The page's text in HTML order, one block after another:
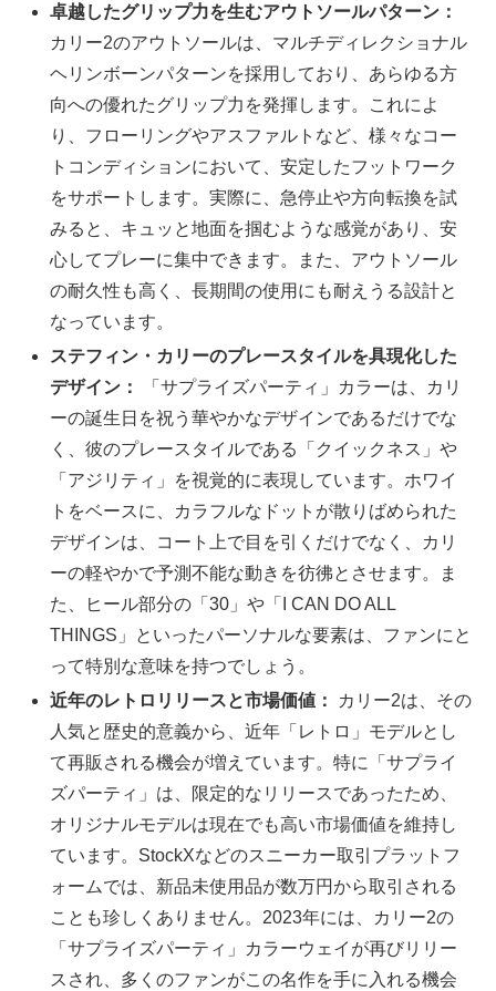
卓越したグリップ力を生むアウトソールパターン：
カリー2のアウトソールは、マルチディレクショナル
ヘリンボーンパターンを採用しており、あらゆる方
向への優れたグリップ力を発揮します。これによ
り、フローリングやアスファルトなど、様々なコー
トコンディションにおいて、安定したフットワーク
をサポートします。実際に、急停止や方向転換を試
みると、キュッと地面を掴むような感覚があり、安
心してプレーに集中できます。また、アウトソール
の耐久性も高く、長期間の使用にも耐えうる設計と
なっています。
ステフィン・カリーのプレースタイルを具現化した
デザイン：
「サプライズパーティ」カラーは、カリ
ーの誕生日を祝う華やかなデザインであるだけでな
く、彼のプレースタイルである「クイックネス」や
「アジリティ」を視覚的に表現しています。ホワイ
トをベースに、カラフルなドットが散りばめられた
デザインは、コート上で目を引くだけでなく、カリ
ーの軽やかで予測不能な動きを彷彿とさせます。ま
た、ヒール部分の「30」や「I CAN DO ALL
THINGS」といったパーソナルな要素は、ファンにと
って特別な意味を持つでしょう。
近年のレトロリリースと市場価値：
カリー2は、その
人気と歴史的意義から、近年「レトロ」モデルとし
て再販される機会が増えています。特に「サプライ
ズパーティ」は、限定的なリリースであったため、
オリジナルモデルは現在でも高い市場価値を維持し
ています。StockXなどのスニーカー取引プラットフ
ォームでは、新品未使用品が数万円から取引される
ことも珍しくありません。2023年には、カリー2の
「サプライズパーティ」カラーウェイが再びリリー
スされ、多くのファンがこの名作を手に入れる機会